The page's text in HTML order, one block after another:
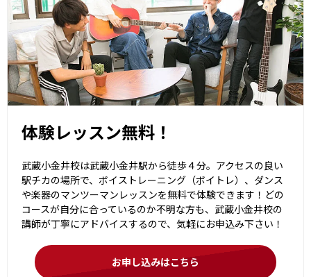
体験レッスン無料！
武蔵小金井校は武蔵小金井駅から徒歩４分。アクセスの良い
駅チカの場所で、ボイストレーニング（ボイトレ）、ダンス
や楽器のマンツーマンレッスンを無料で体験できます！どの
コースが自分に合っているのか不明な方も、武蔵小金井校の
講師が丁寧にアドバイスするので、気軽にお申込み下さい！
お申し込みはこちら